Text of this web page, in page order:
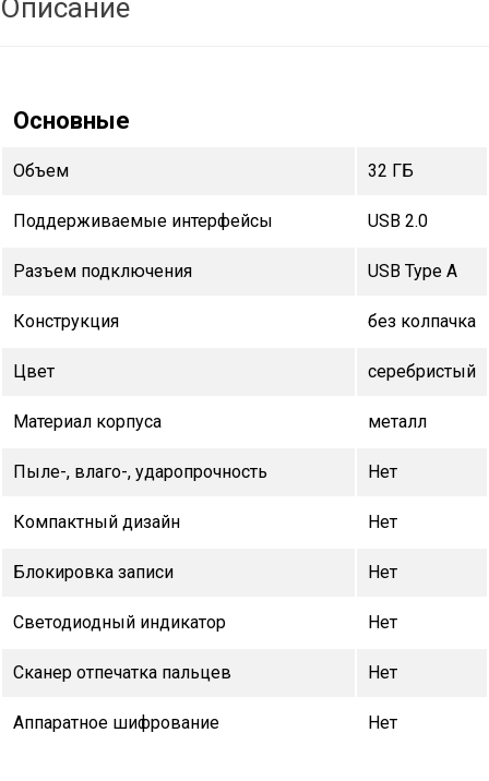
Описание
Основные
Объем 32 ГБ
Поддерживаемые интерфейсы USB 2.0
Разъем подключения USB Type A
Конструкция без колпачка
Цвет серебристый
Материал корпуса металл
Пыле-, влаго-, ударопрочность Нет
Компактный дизайн Нет
Блокировка записи Нет
Светодиодный индикатор Нет
Сканер отпечатка пальцев Нет
Аппаратное шифрование Нет